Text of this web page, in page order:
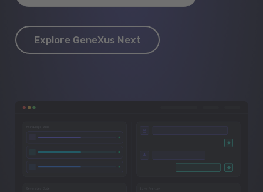
Explore GeneXus Next